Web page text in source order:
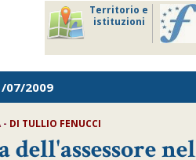
Territorio e
istituzioni
07/2009
- DI TULLIO FENUCCI
dell'assessore